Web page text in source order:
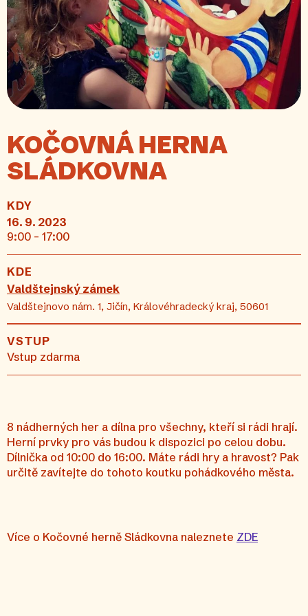
KOČOVNÁ HERNA
SLÁDKOVNA
KDY
16. 9. 2023
9:00 - 17:00
KDE
Valdštejnský zámek
Valdštejnovo nám. 1, Jičín, Královéhradecký kraj, 50601
VSTUP
Vstup zdarma
8 nádherných her a dílna pro všechny, kteří si rádi hrají.
Herní prvky pro vás budou k dispozici po celou dobu.
Dílnička od 10:00 do 16:00. Máte rádi hry a hravost? Pak
určitě zavítejte do tohoto koutku pohádkového města.
Více o Kočovné herně Sládkovna naleznete ZDE